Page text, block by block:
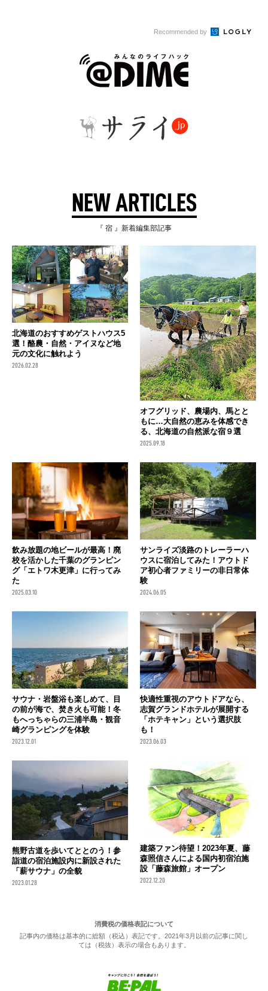
Recommended by
NEW ARTICLES
『 宿 』新着編集部記事
北海道のおすすめゲストハウス5
選！酪農・自然・アイヌなど地
元の文化に触れよう
2026.02.28
オフグリッド、農場内、馬とと
もに…大自然の恵みを体感でき
る、北海道の自然派な宿９選
2025.09.18
飲み放題の地ビールが最高！廃
校を活かした千葉のグランピン
グ「エトワ木更津」に行ってみ
た
2025.03.10
サンライズ淡路のトレーラーハ
ウスに宿泊してみた！アウトド
ア初心者ファミリーの非日常体
験
2024.06.05
サウナ・岩盤浴も楽しめて、目
の前が海で、焚き火も可能！冬
もへっちゃらの三浦半島・観音
崎グランピングを体験
2023.12.01
快適性重視のアウトドアなら、
志賀グランドホテルが展開する
「ホテキャン」という選択肢
も！
2023.06.03
熊野古道を歩いてととのう！参
詣道の宿泊施設内に新設された
「薪サウナ」の全貌
2023.01.28
建築ファン待望！2023年夏、藤
森照信さんによる国内初宿泊施
設「藤森旅館」オープン
2022.12.20
消費税の価格表記について
記事内の価格は基本的に総額（税込）表記です。2021年3月以前の記事に関し
ては（税抜）表示の場合もあります。